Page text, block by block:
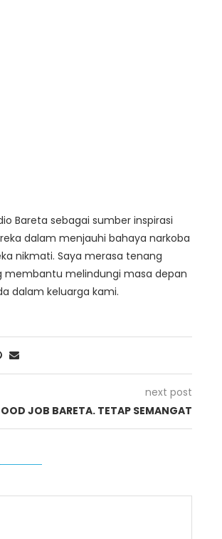
Bareta sebagai sumber inspirasi
dalam menjauhi bahaya narkoba
nikmati. Saya merasa tenang
membantu melindungi masa depan
dalam keluarga kami.
next post
JOB BARETA. TETAP SEMANGAT